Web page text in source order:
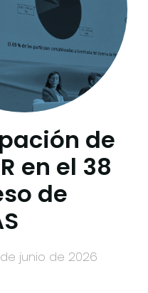
de
en el 38
de
de junio de 2026